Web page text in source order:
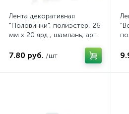
Лента декоративная
"Половинки", полиэстер, 26
мм х 20 ярд., шампань, арт.
7.80 руб. /шт